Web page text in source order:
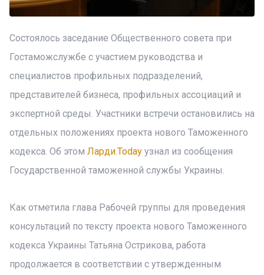
Состоялось заседание Общественного совета при
Гостаможслужбе с участием руководства и
специалистов профильных подразделений,
представителей бизнеса, профильных ассоциаций и
экспертной среды. Участники встречи остановились на
отдельных положениях проекта нового Таможенного
кодекса. Об этом Ларди.Today узнал из сообщения
Государственной таможенной службы Украины.
Как отметила глава Рабочей группы для проведения
консультаций по тексту проекта нового Таможенного
кодекса Украины Татьяна Острикова, работа
продолжается в соответствии с утвержденным